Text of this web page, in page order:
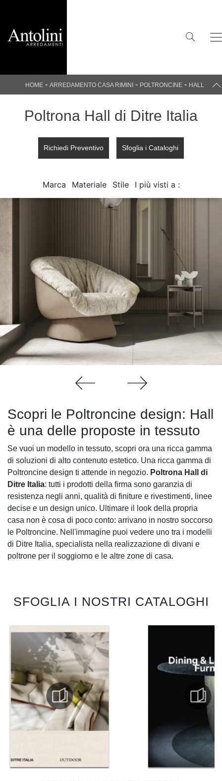
HOME - ARREDAMENTO CASA RIMINI - POLTRONCINE - HALL
Poltrona Hall di Ditre Italia
Richiedi Preventivo Sfoglia i Cataloghi
Marca Materiale Stile I più visti a :
Scopri le Poltroncine design: Hall
è una delle proposte in tessuto
Se vuoi un modello in tessuto, scopri ora una ricca gamma
di soluzioni di alto contenuto estetico. Una ricca gamma di
Poltroncine design ti attende in negozio. Poltrona Hall di
Ditre Italia: tutti i prodotti della firma sono garanzia di
resistenza negli anni, qualità di finiture e rivestimenti, linee
decise e un design unico. Ultimare il look della propria
casa non è cosa di poco conto: arrivano in nostro soccorso
le Poltroncine. Nell'immagine puoi vedere uno tra i modelli
di Ditre Italia, specialista nella realizzazione di divani e
poltrone per il soggiorno e le altre zone di casa.
SFOGLIA I NOSTRI CATALOGHI